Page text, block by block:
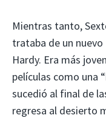
Mientras tanto,
trataba de un
Hardy. Era más
películas como una
sucedió al final de
regresa al desierto